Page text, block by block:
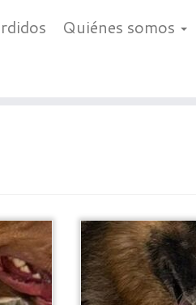
Quiénes somos